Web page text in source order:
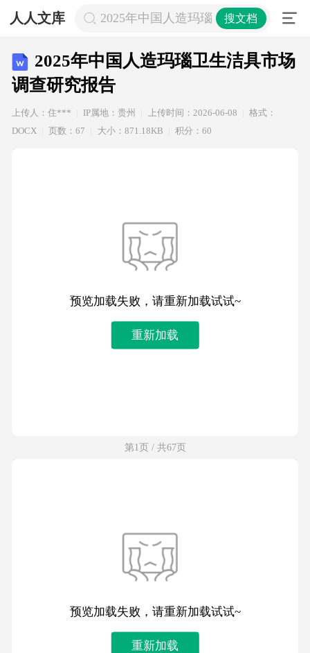
人人文库 2025年中国人造玛瑙卫生洁具市场调
搜文档
2025年中国人造玛瑙卫生洁具市场
调查研究报告
上传人：住*** IP属地：贵州 上传时间：2026-06-08
格式：
DOCX
页数：67 大小：871.18KB 积分：60
预览加载失败，请重新加载试试~
重新加载
第1页 / 共67页
预览加载失败，请重新加载试试~
重新加载